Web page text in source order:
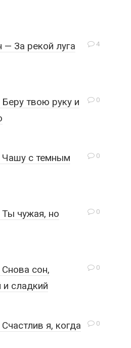
4
— За рекой луга
0
твою руку и
0
с темным
0
чужая, но
0
сон,
и сладкий
0
я, когда